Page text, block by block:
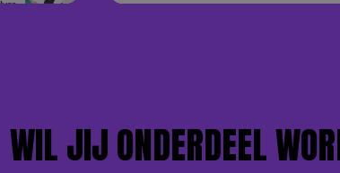
WIL JIJ ONDERDEEL